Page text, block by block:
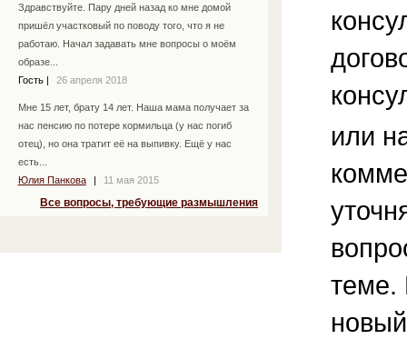
Здравствуйте. Пару дней назад ко мне домой
пришёл участковый по поводу того, что я не
работаю. Начал задавать мне вопросы о моём
образе...
Гость
26 апреля 2018
Мне 15 лет, брату 14 лет. Наша мама получает за
нас пенсию по потере кормильца (у нас погиб
отец), но она тратит её на выпивку. Ещё у нас
есть...
Юлия Панкова
11 мая 2015
Все вопросы, требующие размышления
или
теме.